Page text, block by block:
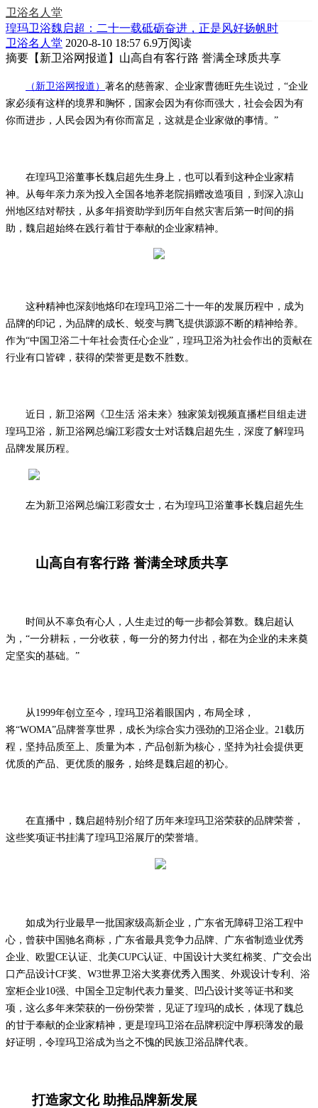
卫浴名人堂
瑝玛卫浴魏启超：二十一载砥砺奋进，正是风好扬帆时
卫浴名人堂 2020-8-10 18:57 6.9万阅读
摘要 【新卫浴网报道】山高自有客行路 誉满全球质共享
（新卫浴网报道） 著名的慈善家、企业家曹德旺先生说过， “企业
家必须有这样的境界和胸怀，国家会因为有你而强大，社会会因为有
你而进步，人民会因为有你而富足，这就是企业家做的事情。”
在瑝玛卫浴董事长魏启超先生身上，也可以看到这种企业家精
神。从每年亲力亲为投入全国各地养老院捐赠改造项目，到深入凉山
州地区结对帮扶，从多年捐资助学到历年自然灾害后第一时间的捐
助，魏启超始终在践行着甘于奉献的企业家精神。
这种精神也深刻地烙印在瑝玛卫浴二十一年的发展历程中，成为
品牌的印记，为品牌的成长、蜕变与腾飞提供源源不断的精神给养。
作为“中国卫浴二十年社会责任心企业”，瑝玛卫浴为社会作出的贡献在
行业有口皆碑，获得的荣誉更是数不胜数。
近日，新卫浴网《卫生活 浴未来》独家策划视频直播栏目组走进
瑝玛卫浴，新卫浴网总编江彩霞女士对话魏启超先生，深度了解瑝玛
品牌发展历程。
左为新卫浴网总编江彩霞女士 ，右为瑝玛卫浴董事长魏启超先生
山高自有客行路 誉满全球质共享
时间从不辜负有心人，人生走过的每一步都会算数。魏启超认
为， “一分耕耘，一分收获，每一分的努力付出，都在为企业的未来奠
定坚实的基础。”
从1999年创立至今，瑝玛卫浴着眼国内，布局全球，
将“WOMA”品牌誉享世界，成长为综合实力强劲的卫浴企业。21载历
程，坚持品质至上、质量为本，产品创新为核心，坚持为社会提供更
优质的产品、更优质的服务，始终是魏启超的初心。
在直播中，魏启超特别介绍了历年来瑝玛卫浴荣获的品牌荣誉，
这些奖项证书挂满了瑝玛卫浴展厅的荣誉墙。
如成为行业最早一批国家级高新企业，广东省无障碍卫浴工程中
心，曾获中国驰名商标，广东省最具竞争力品牌、广东省制造业优秀
企业、欧盟CE认证、北美CUPC认证、中国设计大奖红棉奖、广交会出
口产品设计CF奖、W3世界卫浴大奖赛优秀入围奖、外观设计专利、浴
室柜企业10强、中国全卫定制代表力量奖、凹凸设计奖等证书和奖
项， 这么多年来荣获的一份份荣誉，见证了瑝玛的成长，体现了魏总
的甘于奉献的企业家精神，更是瑝玛卫浴在品牌积淀中厚积薄发的最
好证明，令瑝玛卫浴成为当之不愧的民族卫浴品牌代表。
打造家文化 助推品牌新发展